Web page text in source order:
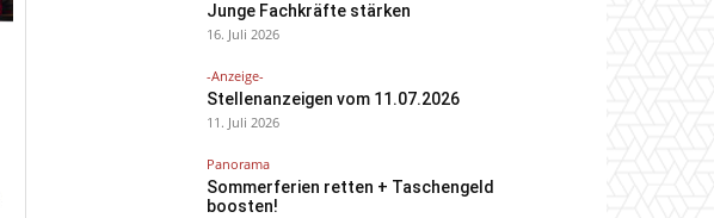
Junge Fachkräfte stärken
16. Juli 2026
-Anzeige-
Stellenanzeigen vom 11.07.2026
11. Juli 2026
Panorama
Sommerferien retten + Taschengeld
boosten!